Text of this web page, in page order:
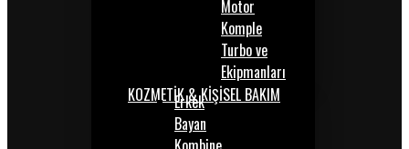
Motor
Komple
Turbo ve
Ekipmanları
KOZMETİK & KİŞİSEL BAKIM
Erkek
Bayan